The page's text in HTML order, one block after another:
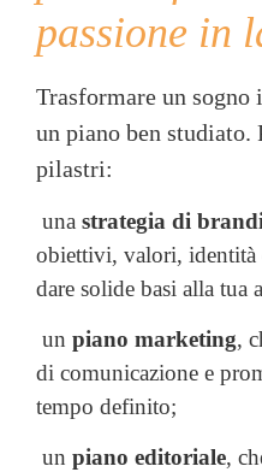
passione in
Trasformare un
un piano ben studiato.
pilastri:
una strategia di
obiettivi, valori,
dare solide basi alla tua
un piano marketing,
di comunicazione e
tempo definito;
un piano editoriale,